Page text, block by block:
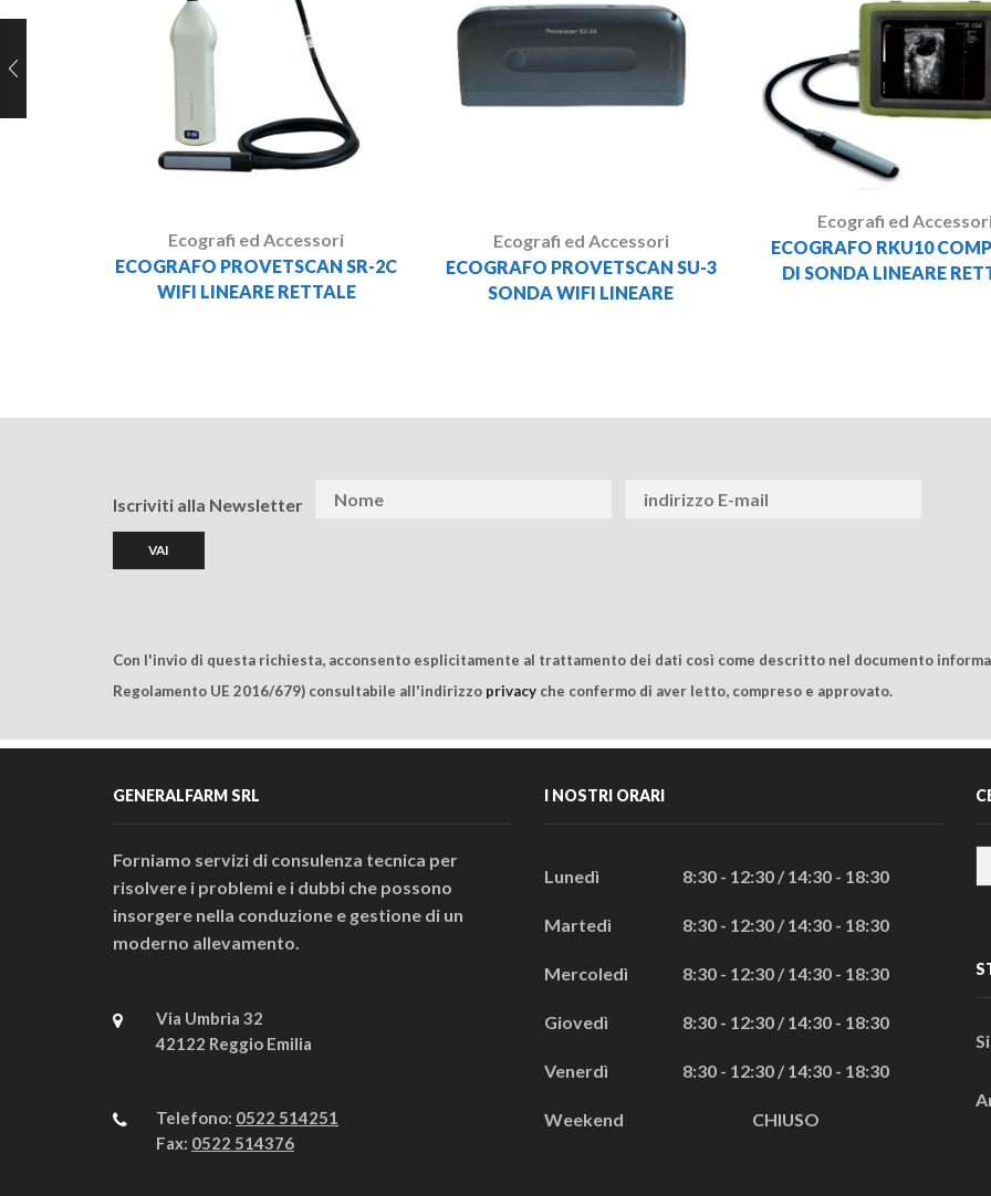
Ecografi ed Accessori
ECOGRAFO PROVETSCAN SR-2C
WIFI LINEARE RETTALE
Ecografi ed Accessori
ECOGRAFO PROVETSCAN SU-3
SONDA WIFI LINEARE
Ecografi ed
ECOGRAFO RKU10
DI SONDA LINEARE
Iscriviti alla Newsletter
Con l'invio di questa richiesta, acconsento esplicitamente al trattamento dei dati così come descritto nel documento
Regolamento UE 2016/679) consultabile all'indirizzo privacy che confermo di aver letto, compreso e approvato.
GENERALFARM SRL
Forniamo servizi di consulenza tecnica per
risolvere i problemi e i dubbi che possono
insorgere nella conduzione e gestione di un
moderno allevamento.
Via Umbria 32
42122 Reggio Emilia
Telefono: 0522 514251
Fax: 0522 514376
I NOSTRI ORARI
Lunedì 8:30 - 12:30 / 14:30 - 18:30
Martedì 8:30 - 12:30 / 14:30 - 18:30
Mercoledì 8:30 - 12:30 / 14:30 - 18:30
Giovedì 8:30 - 12:30 / 14:30 - 18:30
Venerdì 8:30 - 12:30 / 14:30 - 18:30
Weekend CHIUSO